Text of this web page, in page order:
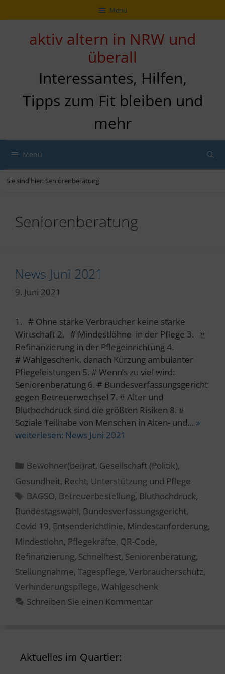
Inhalt
zur
Navigation
Inhalt
Menü
aktiv altern in NRW und
überall
Interessantes, Hilfen,
Tipps zum Fit bleiben und
mehr
Menü
Sie sind hier: Seniorenberatung
Seniorenberatung
News Juni 2021
9. Juni 2021
1. # Ohne starke Verbraucher keine starke
Wirtschaft 2. # Mindestlöhne in der Pflege 3. #
Refinanzierung in der Pflegeinrichtung 4.
# Wahlgeschenk, danach Kürzung ambulanter
Pflegeleistungen 5. # Wenn’s zu viel wird:
Seniorenberatung 6. # Bundesverfassungsgericht
gegen Betreuerwechsel 7. # Alter und
Bluthochdruck sind die größten Risiken 8. #
Soziale Teilhabe von Menschen in Alten- und… »
weiterlesen: News Juni 2021
Kategorien
Bewohner(bei)rat, Gesellschaft (Politik),
Gesundheit, Recht, Unterstützung und Pflege
Schlagwörter
BAGSO, Betreuerbestellung, Bluthochdruck,
Bundestagswahl, Bundesverfassungsgericht,
Covid 19, Entsenderichtlinie, Mindestanforderung,
Mindestlohn, Pflegekräfte, QR-Code,
Refinanzierung, Schnelltest, Seniorenberatung,
Stellungnahme, Tagespflege, Verbraucherschutz,
Verhinderungspflege, Wahlgeschenk
Schreiben Sie einen Kommentar
Aktuelles im Quartier: